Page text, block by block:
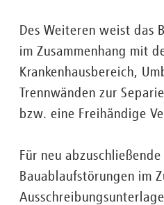
Des Weiteren weist das
im Zusammenhang mit
Krankenhausbereich,
Trennwänden zur
bzw. eine Freihändige
Für neu
Bauablaufstörungen im